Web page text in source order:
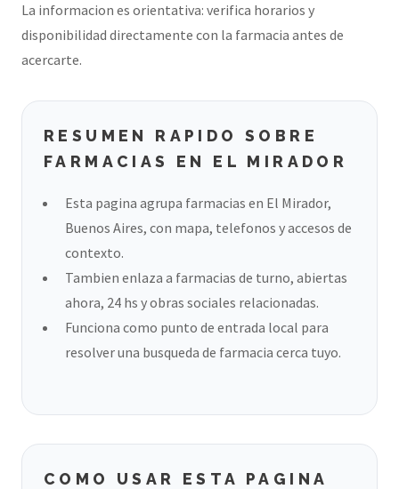
La informacion es orientativa: verifica horarios y
disponibilidad directamente con la farmacia antes de
acercarte.
RESUMEN RAPIDO SOBRE
FARMACIAS EN EL MIRADOR
Esta pagina agrupa farmacias en El Mirador,
Buenos Aires, con mapa, telefonos y accesos de
contexto.
Tambien enlaza a farmacias de turno, abiertas
ahora, 24 hs y obras sociales relacionadas.
Funciona como punto de entrada local para
resolver una busqueda de farmacia cerca tuyo.
COMO USAR ESTA PAGINA